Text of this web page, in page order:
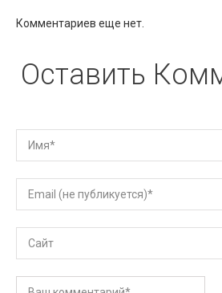
Комментариев еще нет.
Оставить